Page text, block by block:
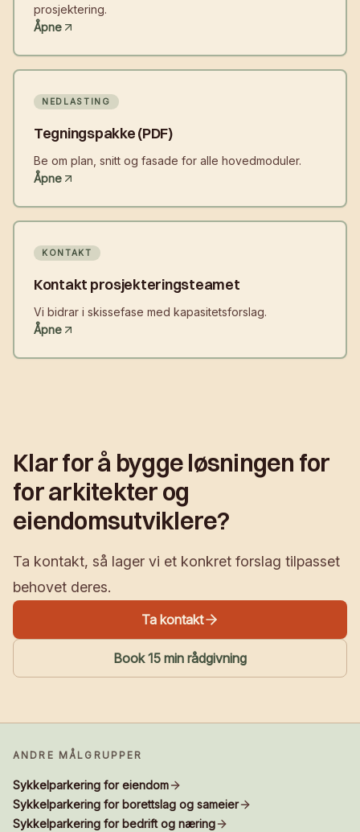
prosjektering.
Åpne
NEDLASTING
Tegningspakke (PDF)
Be om plan, snitt og fasade for alle hovedmoduler.
Åpne
KONTAKT
Kontakt prosjekteringsteamet
Vi bidrar i skissefase med kapasitetsforslag.
Åpne
Klar for å bygge løsningen for
for arkitekter og
eiendomsutviklere?
Ta kontakt, så lager vi et konkret forslag tilpasset
behovet deres.
Ta kontakt
Book 15 min rådgivning
ANDRE MÅLGRUPPER
Sykkelparkering for eiendom
Sykkelparkering for borettslag og sameier
Sykkelparkering for bedrift og næring